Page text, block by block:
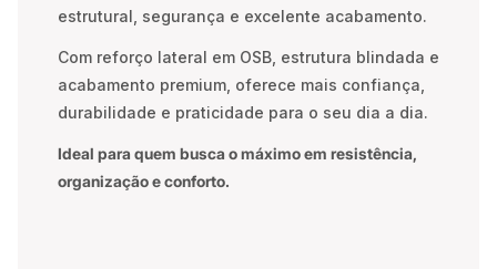
estrutural, segurança e excelente acabamento.
Com reforço lateral em OSB, estrutura blindada e
acabamento premium, oferece mais confiança,
durabilidade e praticidade para o seu dia a dia.
Ideal para quem busca o máximo em resistência,
organização e conforto.